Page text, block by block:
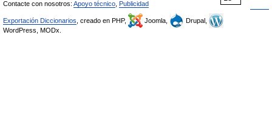
Contacte con nosotros: Apoyo técnico Publicidad
Exportación Diccionarios , creado en PHP, Joomla,
Drupal,
WordPress, MODx.